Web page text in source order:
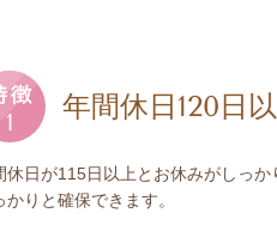
年間休日120日
休日が115日以上とお休みがしっ
かりと確保できます。